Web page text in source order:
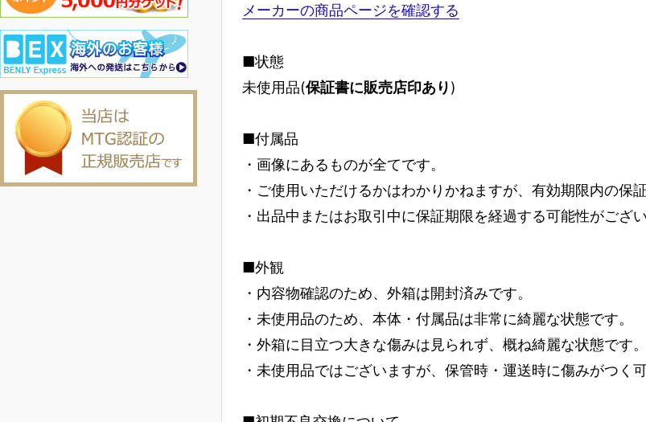
メーカーの商品ページを確認する
■状態
未使用品(保証書に販売店印あり)
■付属品
・画像にあるものが全てです。
・ご使用いただけるかはわかりかねますが、有効期限内の
・出品中またはお取引中に保証期限を経過する可能性がござい
■外観
・内容物確認のため、外箱は開封済みです。
・未使用品のため、本体・付属品は非常に綺麗な状態です。
・外箱に目立つ大きな傷みは見られず、概ね綺麗な状態です。
・未使用品ではございますが、保管時・運送時に傷みがつく